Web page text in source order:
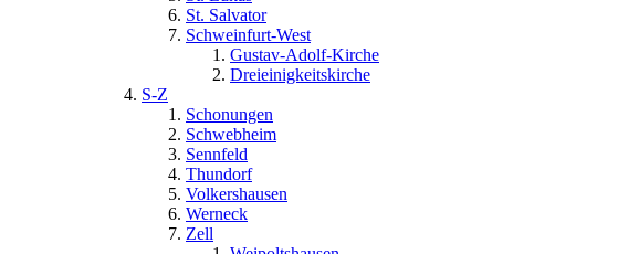
St. Salvator
Schweinfurt-West
Gustav-Adolf-Kirche
Dreieinigkeitskirche
S-Z
Schonungen
Schwebheim
Sennfeld
Thundorf
Volkershausen
Werneck
Zell